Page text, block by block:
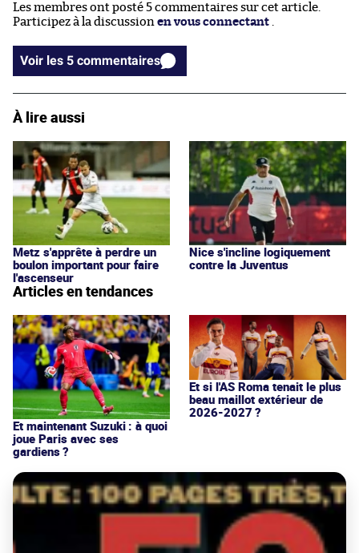
Les membres ont posté 5 commentaires sur cet article.
Participez à la discussion en vous connectant
Voir les 5 commentaires
À lire aussi
Metz s'apprête à perdre un
boulon important pour faire
l'ascenseur
Nice s'incline logiquement
contre la Juventus
Articles en tendances
Et maintenant Suzuki : à quoi
joue Paris avec ses
gardiens ?
Et si l'AS Roma tenait le plus
beau maillot extérieur de
2026-2027 ?